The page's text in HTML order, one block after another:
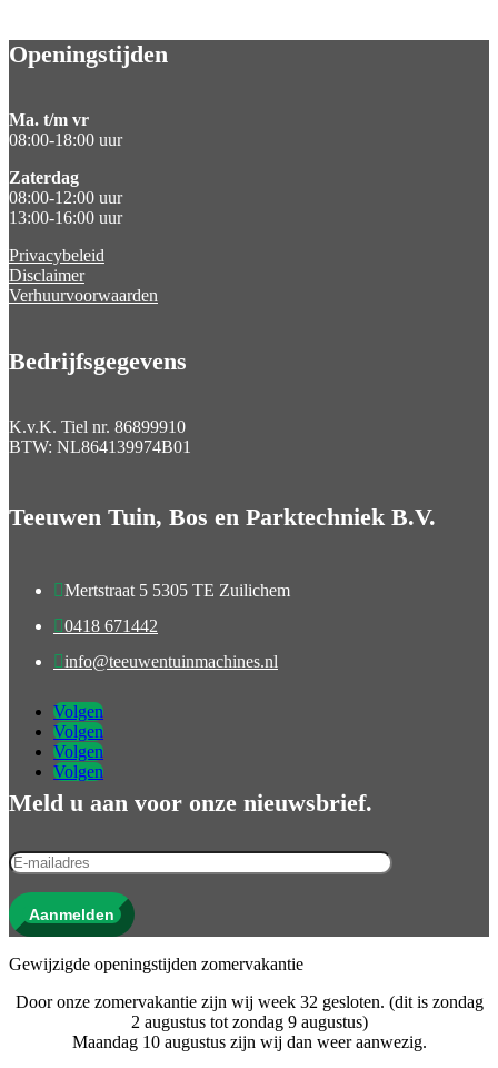
Openingstijden
Ma. t/m vr
08:00-18:00 uur
Zaterdag
08:00-12:00 uur
13:00-16:00 uur
Privacybeleid
Disclaimer
Verhuurvoorwaarden
Bedrijfsgegevens
K.v.K. Tiel nr. 86899910
BTW: NL864139974B01
Teeuwen Tuin, Bos en Parktechniek B.V.
Mertstraat 5 5305 TE Zuilichem
0418 671442
info@teeuwentuinmachines.nl
Volgen
Volgen
Volgen
Volgen
Meld u aan voor onze nieuwsbrief.
Aanmelden
Gewijzigde openingstijden zomervakantie
Door onze zomervakantie zijn wij week 32 gesloten. (dit is zondag
2 augustus tot zondag 9 augustus)
Maandag 10 augustus zijn wij dan weer aanwezig.